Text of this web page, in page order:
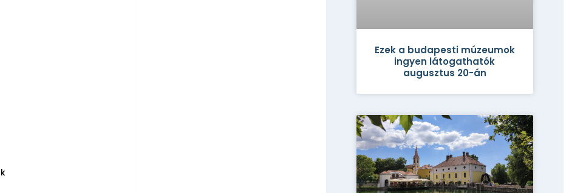
Ezek a budapesti múzeumok
ingyen látogathatók
augusztus 20-án